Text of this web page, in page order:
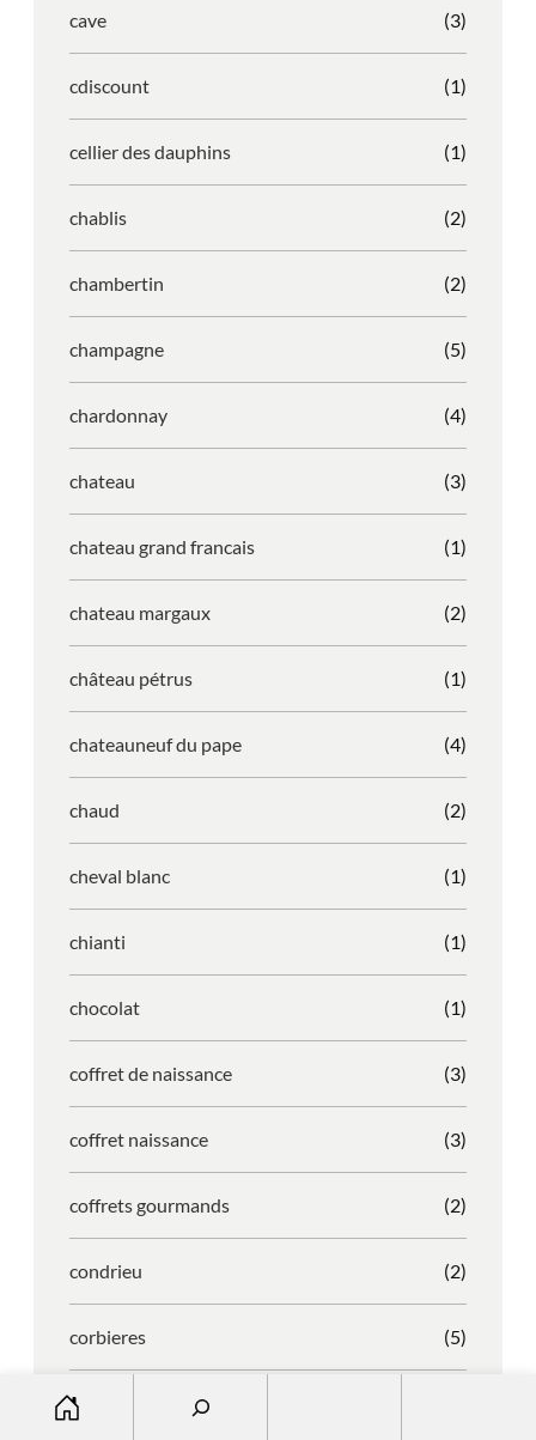
cave (3)
cdiscount (1)
cellier des dauphins (1)
chablis (2)
chambertin (2)
champagne (5)
chardonnay (4)
chateau (3)
chateau grand francais (1)
chateau margaux (2)
château pétrus (1)
chateauneuf du pape (4)
chaud (2)
cheval blanc (1)
chianti (1)
chocolat (1)
coffret de naissance (3)
coffret naissance (3)
coffrets gourmands (2)
condrieu (2)
corbieres (5)
cornas